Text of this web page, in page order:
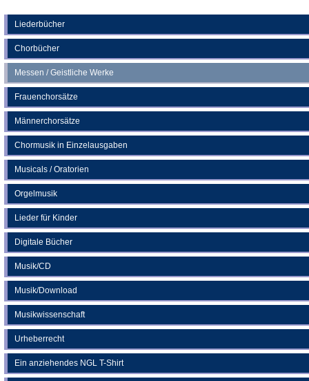
Liederbücher
Chorbücher
Messen / Geistliche Werke
Frauenchorsätze
Männerchorsätze
Chormusik in Einzelausgaben
Musicals / Oratorien
Orgelmusik
Lieder für Kinder
Digitale Bücher
Musik/CD
Musik/Download
Musikwissenschaft
Urheberrecht
Ein anziehendes NGL T-Shirt